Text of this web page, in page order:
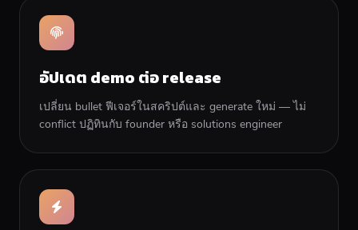
อัปเดต demo ต่อ release
เปลี่ยน bullet ฟีเจอร์ในสคริปต์และ generate ใหม่ — ไม่
conflict ปฏิทินกับ founder หรือ solutions engineer